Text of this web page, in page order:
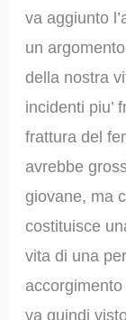
va aggiunto
un
della nostra
incidenti piu’
frattura del
avrebbe
giovane, ma
costituisce
vita di una
va quindi